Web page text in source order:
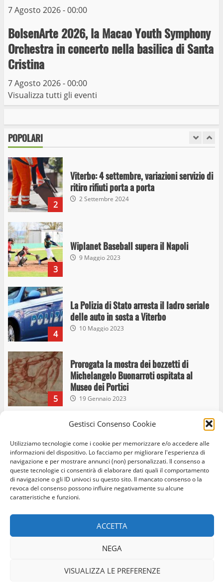
Gestisci Consenso Cookie
Utilizziamo tecnologie come i cookie per memorizzare e/o accedere alle
informazioni del dispositivo. Lo facciamo per migliorare l'esperienza di
navigazione e per mostrare annunci (non) personalizzati. Il consenso a
queste tecnologie ci consentirà di elaborare dati quali il comportamento
di navigazione o gli ID univoci su questo sito. Il mancato consenso o la
revoca del consenso possono influire negativamente su alcune
caratteristiche e funzioni.
ACCETTA
NEGA
VISUALIZZA LE PREFERENZE
7 Agosto 2026 - 00:00
BolsenArte 2026, la Macao Youth Symphony
Orchestra in concerto nella basilica di Santa
Cristina
7 Agosto 2026 - 00:00
Visualizza tutti gli eventi
POPOLARI
6 15 Giugno 2023
Giochi Sportivi Studenteschi di Atletica a
Viterbo
I Carabinieri arrestano due giovani per
stupefacenti
2
Viterbo: 4 settembre, variazioni servizio di
ritiro rifiuti porta a porta
2 Settembre 2024
3
Wiplanet Baseball supera il Napoli
9 Maggio 2023
4
La Polizia di Stato arresta il ladro seriale
delle auto in sosta a Viterbo
10 Maggio 2023
5
Prorogata la mostra dei bozzetti di
Michelangelo Buonarroti ospitata al
Museo dei Portici
19 Gennaio 2023
6
Trasporto pubblico locale, trasferimento
capolinea al terminal Riello dal 15 al 17
giugno
15 Giugno 2023
Giochi Sportivi Studenteschi di Atletica a
10 Maggio 2023
detenzione ai fini di spaccio di sostanze
Facebook
Instagram
Twitter
© Occhio Viterbese - Codice 90148040562 - N° iscrizione